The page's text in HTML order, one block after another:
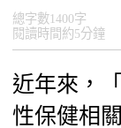
總字數1400字
閱讀時間約5分鐘
近年來，「
性保健相